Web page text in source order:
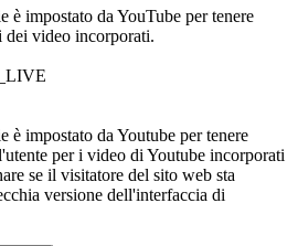
è impostato da YouTube per tenere
dei video incorporati.
è impostato da Youtube per tenere
per i video di Youtube incorporati
se il visitatore del sito web sta
versione dell'interfaccia di